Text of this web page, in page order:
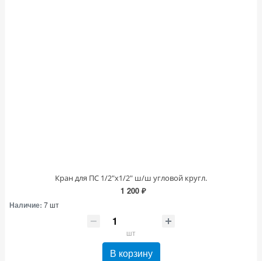
Кран для ПС 1/2"х1/2" ш/ш угловой кругл.
1 200 ₽
Наличие: 7 шт
шт
В корзину